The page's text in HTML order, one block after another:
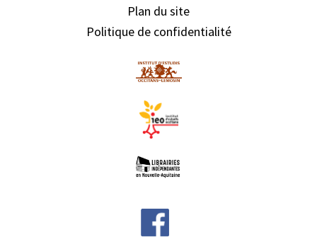
Plan du site
Politique de confidentialité